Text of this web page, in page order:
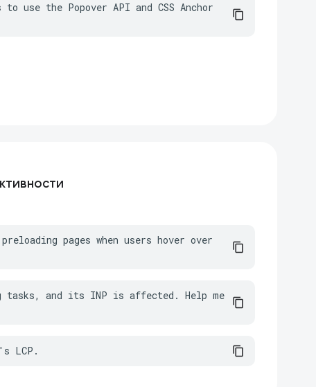
use the Popover API and CSS Anchor
pages when users hover over
tasks, and its INP is affected. Help me
LCP.